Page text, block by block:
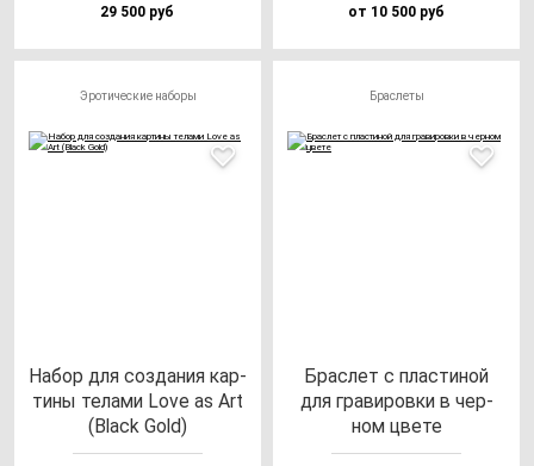
29 500 руб от 10 500 руб
Эротические наборы
Набор для соз­да­ния кар­
ти­ны те­ла­ми Love as Art
(Black Gold)
Браслеты
Брас­лет с плас­ти­ной
для гра­ви­ров­ки в чер­
ном цве­те